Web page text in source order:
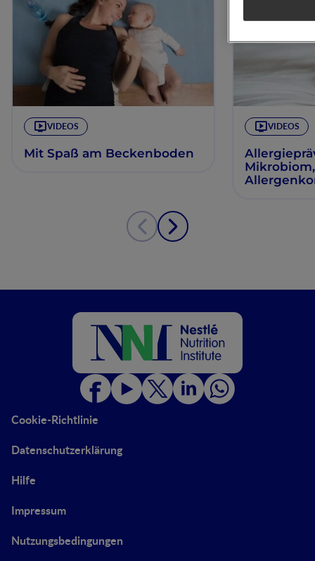
VIDEOS
Mit Spaß am Beckenboden
VIDEOS
Cookie-Richtlinie
Datenschutzerklärung
Hilfe
Impressum
Nutzungsbedingungen